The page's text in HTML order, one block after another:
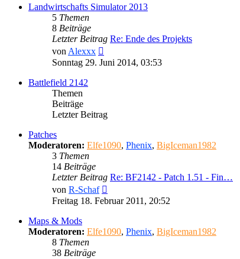
Landwirtschafts Simulator 2013
5 Themen
8 Beiträge
Letzter Beitrag Re: Ende des Projekts
von Alexxx
Beitrag
Sonntag 29. Juni 2014, 03:53
Battlefield 2142
Themen
Beiträge
Letzter Beitrag
Patches
Moderatoren: Elfe1090, Phenix, BigIceman1982
3 Themen
14 Beiträge
Letzter Beitrag Re: BF2142 - Patch 1.51 - Fin…
von R-Schaf
Beitrag
Freitag 18. Februar 2011, 20:52
Maps & Mods
Moderatoren: Elfe1090, Phenix, BigIceman1982
8 Themen
38 Beiträge